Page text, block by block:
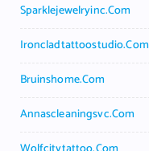
Sparklejewelryinc.com
Ironcladtattoostudio.com
Bruinshome.com
Annascleaningsvc.com